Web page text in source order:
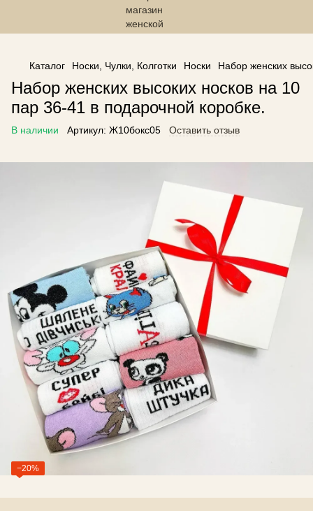
------------------------------------------------
Каталог Носки, Чулки, Колготки Носки Набор женских
Набор женских высоких носков на 10
пар 36-41 в подарочной коробке.
В наличии Артикул: Ж10бокс05 Оставить отзыв
−20%